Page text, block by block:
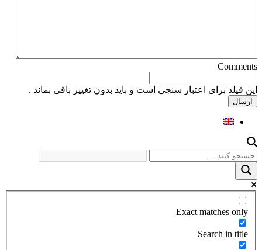
Comments
این فیلد برای اعتبار سنجی است و باید بدون تغییر باقی بماند .
Exact matches only
Search in title